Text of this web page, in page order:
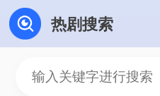
热剧搜索